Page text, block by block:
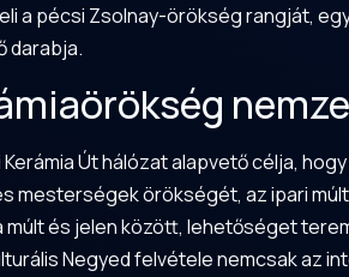
a pécsi Zsolnay-örökség rangját,
darabja.
Kerámia Út hálózat alapvető célja,
mesterségek örökségét, az ipari
múlt és jelen között, lehetőséget
Negyed felvétele nemcsak az